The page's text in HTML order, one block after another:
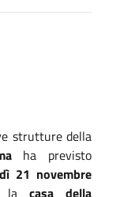
strutture della
ha previsto
21 novembre
lacasa della